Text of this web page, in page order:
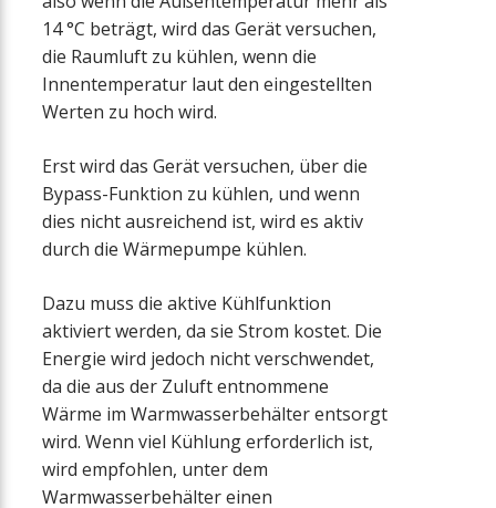
14 °C beträgt, wird das Gerät versuchen,
die Raumluft zu kühlen, wenn die
Innentemperatur laut den eingestellten
Werten zu hoch wird.
Erst wird das Gerät versuchen, über die
Bypass-Funktion zu kühlen, und wenn
dies nicht ausreichend ist, wird es aktiv
durch die Wärmepumpe kühlen.
Dazu muss die aktive Kühlfunktion
aktiviert werden, da sie Strom kostet. Die
Energie wird jedoch nicht verschwendet,
da die aus der Zuluft entnommene
Wärme im Warmwasserbehälter entsorgt
wird. Wenn viel Kühlung erforderlich ist,
wird empfohlen, unter dem
Warmwasserbehälter einen